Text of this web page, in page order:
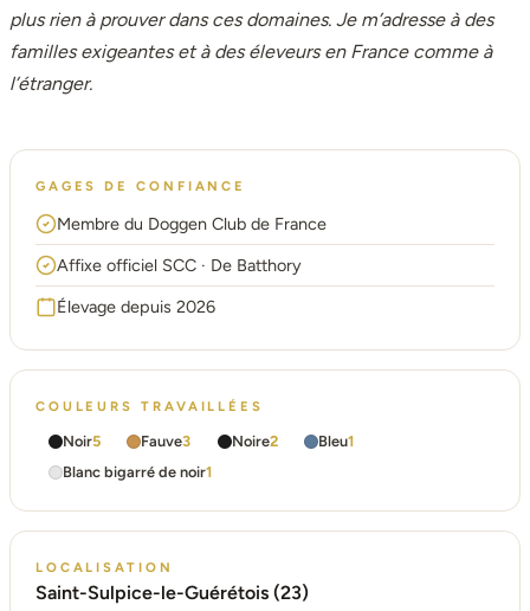
plus rien à prouver dans ces domaines. Je m’adresse à des
familles exigeantes et à des éleveurs en France comme à
l’étranger.
GAGES DE CONFIANCE
Membre du Doggen Club de France
Affixe officiel SCC · De Batthory
Élevage depuis 2026
COULEURS TRAVAILLÉES
Noir5 Fauve3 Noire2 Bleu1
Blanc bigarré de noir1
LOCALISATION
Saint-Sulpice-le-Guérétois (23)